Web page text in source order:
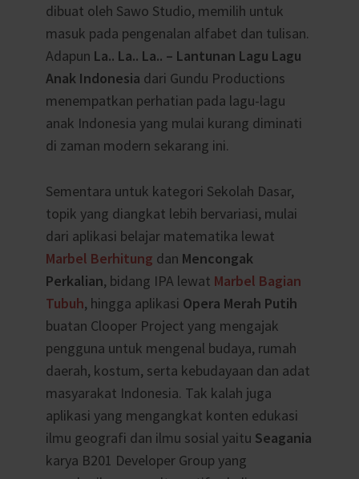
dibuat oleh Sawo Studio, memilih untuk
masuk pada pengenalan alfabet dan tulisan.
Adapun La.. La.. La.. – Lantunan Lagu Lagu
Anak Indonesia dari Gundu Productions
menempatkan perhatian pada lagu-lagu
anak Indonesia yang mulai kurang diminati
di zaman modern sekarang ini.
Sementara untuk kategori Sekolah Dasar,
topik yang diangkat lebih bervariasi, mulai
dari aplikasi belajar matematika lewat
Marbel Berhitung dan Mencongak
Perkalian, bidang IPA lewat Marbel Bagian
Tubuh, hingga aplikasi Opera Merah Putih
buatan Clooper Project yang mengajak
pengguna untuk mengenal budaya, rumah
daerah, kostum, serta kebudayaan dan adat
masyarakat Indonesia. Tak kalah juga
aplikasi yang mengangkat konten edukasi
ilmu geografi dan ilmu sosial yaitu Seagania
karya B201 Developer Group yang